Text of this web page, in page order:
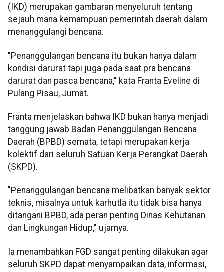
(IKD) merupakan gambaran menyeluruh tentang
sejauh mana kemampuan pemerintah daerah dalam
menanggulangi bencana.
"Penanggulangan bencana itu bukan hanya dalam
kondisi darurat tapi juga pada saat pra bencana
darurat dan pasca bencana," kata Franta Eveline di
Pulang Pisau, Jumat.
Franta menjelaskan bahwa IKD bukan hanya menjadi
tanggung jawab Badan Penanggulangan Bencana
Daerah (BPBD) semata, tetapi merupakan kerja
kolektif dari seluruh Satuan Kerja Perangkat Daerah
(SKPD).
"Penanggulangan bencana melibatkan banyak sektor
teknis, misalnya untuk karhutla itu tidak bisa hanya
ditangani BPBD, ada peran penting Dinas Kehutanan
dan Lingkungan Hidup," ujarnya.
Ia menambahkan FGD sangat penting dilakukan agar
seluruh SKPD dapat menyampaikan data, informasi,